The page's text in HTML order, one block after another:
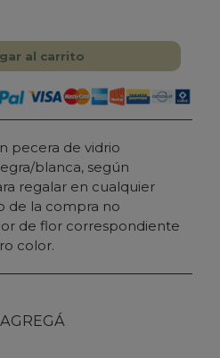
al carrito
pecera de vidrio
blanca, según
regalar en cualquier
de la compra no
de flor correspondiente
color.